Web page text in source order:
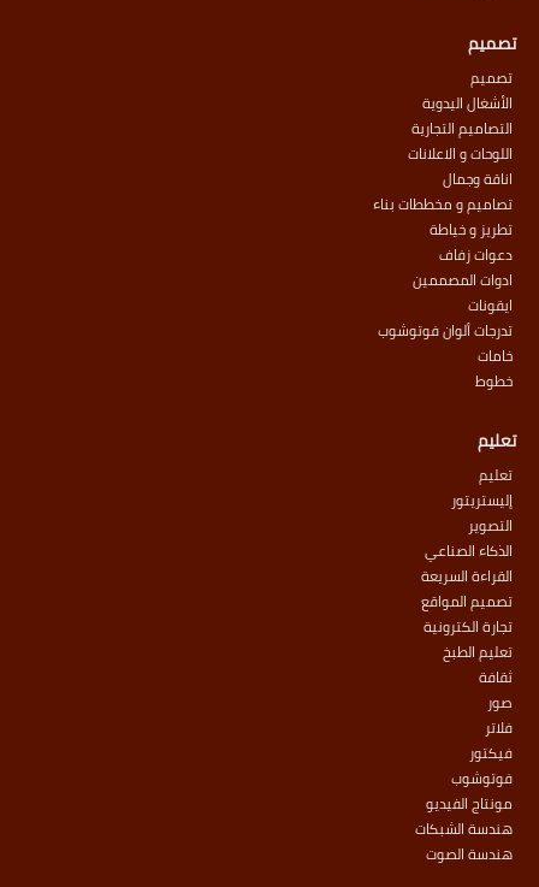
تصميم
تصميم
الأشغال اليدوية
التصاميم التجارية
اللوحات و الاعلانات
اناقة وجمال
تصاميم و مخططات بناء
تطريز و خياطة
دعوات زفاف
ادوات المصممين
ايقونات
تدرجات ألوان فوتوشوب
خامات
خطوط
تعليم
تعليم
إليستريتور
التصوير
الذكاء الصناعي
القراءة السريعة
تصميم المواقع
تجارة الكترونية
تعليم الطبخ
ثقافة
صور
فلاتر
فيكتور
فوتوشوب
مونتاج الفيديو
هندسة الشبكات
هندسة الصوت